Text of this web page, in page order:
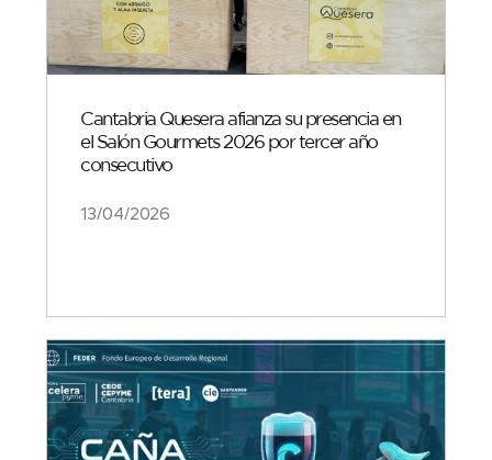
Cantabria Quesera afianza su presencia en
el Salón Gourmets 2026 por tercer año
consecutivo
13/04/2026